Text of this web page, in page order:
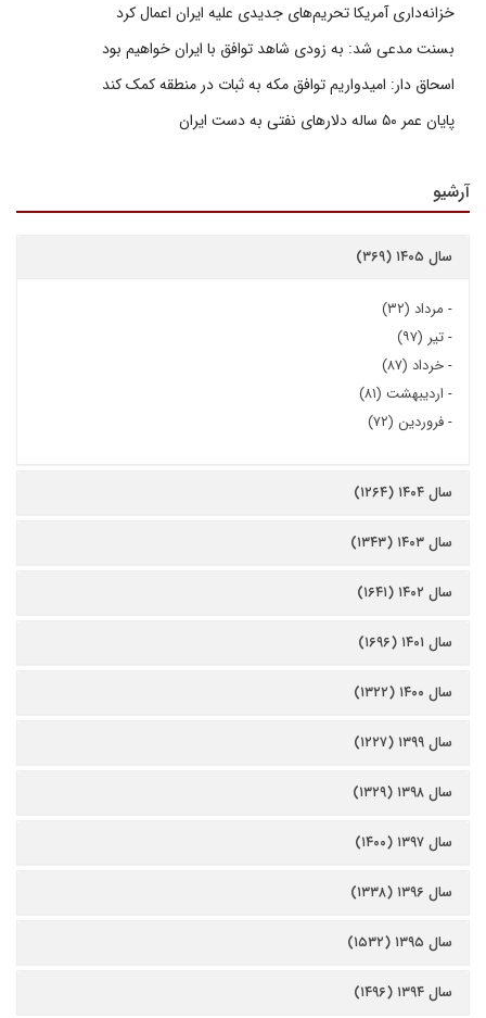
خزانه‌داری آمریکا تحریم‌های جدیدی علیه ایران اعمال کرد
بسنت مدعی شد: به زودی شاهد توافق با ایران خواهیم بود
اسحاق دار: امیدواریم توافق مکه به ثبات در منطقه کمک کند
پایان عمر ۵۰ ساله دلارهای نفتی به دست ایران
آرشیو
سال ۱۴۰۵ (۳۶۹)
- مرداد (۳۲)
-تیر (۹۷)
-خرداد (۸۷)
- اردیبهشت (۸۱)
-فروردین (۷۲)
سال ۱۴۰۴ (۱۲۶۴)
سال ۱۴۰۳ (۱۳۴۳)
سال ۱۴۰۲ (۱۶۴۱)
سال ۱۴۰۱ (۱۶۹۶)
سال ۱۴۰۰ (۱۳۲۲)
سال ۱۳۹۹ (۱۲۲۷)
سال ۱۳۹۸ (۱۳۲۹)
سال ۱۳۹۷ (۱۴۰۰)
سال ۱۳۹۶ (۱۳۳۸)
سال ۱۳۹۵ (۱۵۳۲)
سال ۱۳۹۴ (۱۴۹۶)